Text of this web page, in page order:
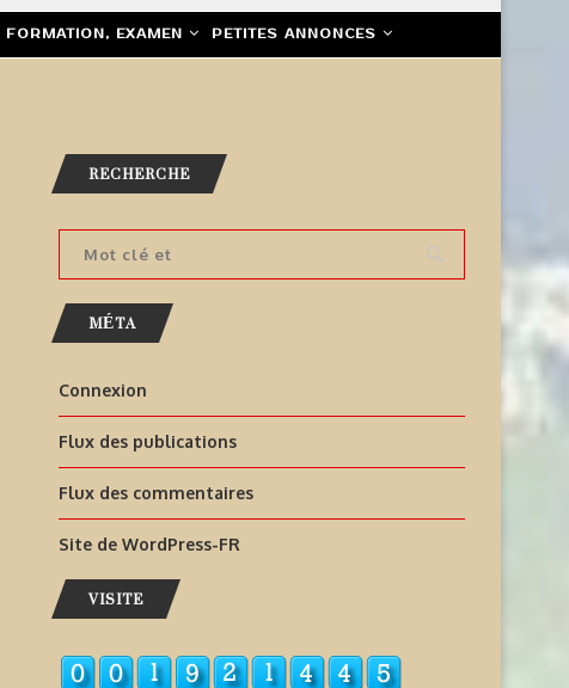
FORMATION, EXAMEN PETITES ANNONCES
RECHERCHE
MÉTA
Connexion
Flux des publications
Flux des commentaires
Site de WordPress-FR
VISITE